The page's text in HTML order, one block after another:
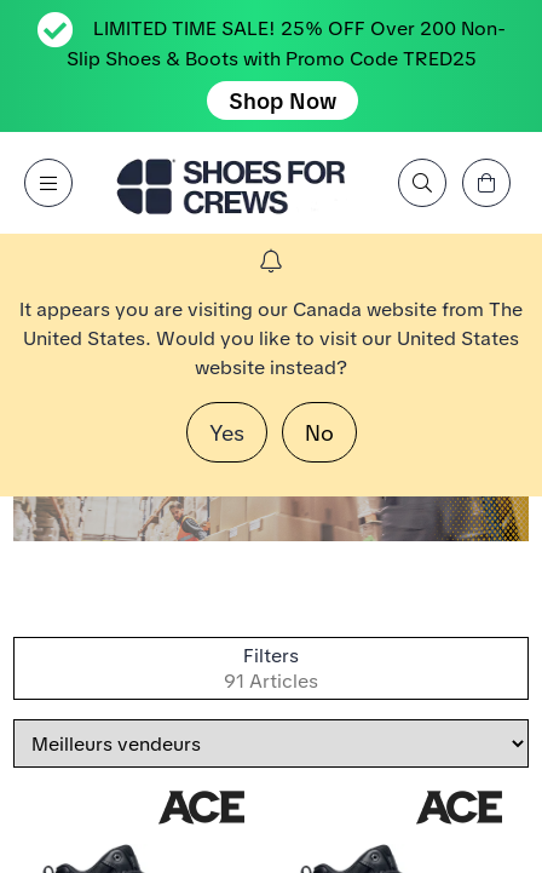
LIMITED TIME SALE! 25% OFF Over 200 Non-
Slip Shoes & Boots with Promo Code TRED25
Shop Now
Open Menu
Aller à la page d’accueil Shoes For Crews
Rechercher par marque, caractéristique, style, couleur, etc.
Affichez le panier
It appears you are visiting our Canada website from The
United States. Would you like to visit our United States
website instead?
Yes No
Filters
91 Articles
Trier
par